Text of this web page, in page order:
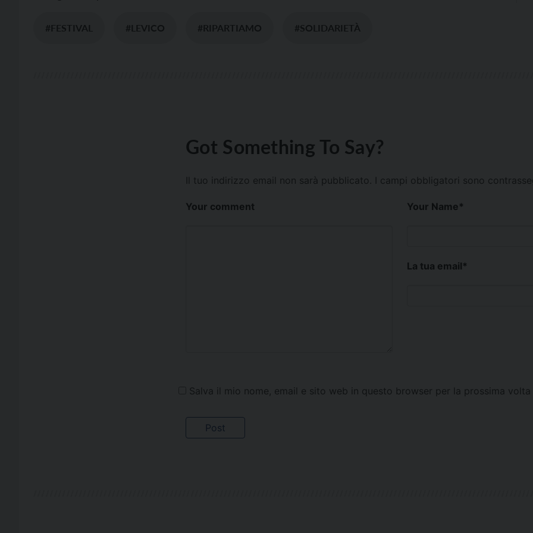
#FESTIVAL #LEVICO #RIPARTIAMO #SOLIDARIETÀ
Got Something To Say?
Il tuo indirizzo email non sarà pubblicato. I campi obbligatori sono
Your comment Your Name*
La tua email*
Salva il mio nome, email e sito web in questo browser per la prossima volta